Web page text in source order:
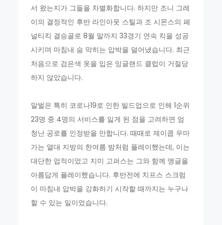
서 왔는지가 그들을 차별화합니다. 하지만 조니 그레
이의 결정적인 후반 라인아웃 스틸과 조 시몬스의 페
널티킥 결승골로 8월 말까지 33경기 연속 킥을 성공
시키며 마침내 숨 막히는 압박을 덜어냈습니다. 최근
처음으로 검은색 옷을 입은 잉글랜드 클럽이 거절당
하지 않았습니다.
말벌은 특히 코로나19로 인한 빌드업으로 인해 1순위
23명 중 4명의 서비스를 잃게 된 점을 고려하면 엄
청난 공로를 인정받을 만합니다. 때때로 제이콥 우마
가는 열대 지방의 한여름 밤처럼 플레이했는데, 이는
대단한 업적이었고 지미 고퍼스는 그와 함께 앵글을
아름답게 플레이했습니다. 후반전에 치프스 스크럼
이 마침내 압박을 강화하기 시작할 때까지는 누구나
할 수 있는 일이었습니다.